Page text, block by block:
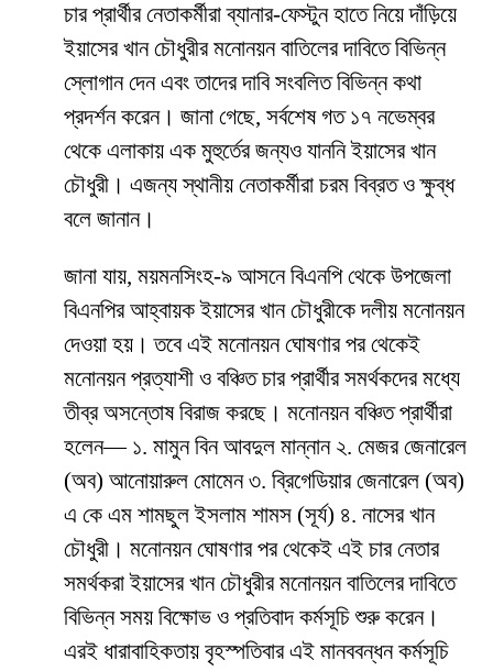
চার প্রার্থীর নেতাকর্মীরা ব্যানার-ফেস্টুন হাতে নিয়ে দাঁড়িয়ে
ইয়াসের খান চৌধুরীর মনোনয়ন বাতিলের দাবিতে বিভিন্ন
স্লোগান দেন এবং তাদের দাবি সংবলিত বিভিন্ন কথা
প্রদর্শন করেন। জানা গেছে, সর্বশেষ গত ১৭ নভেম্বর
থেকে এলাকায় এক মুহুর্তের জন্যও যাননি ইয়াসের খান
চৌধুরী। এজন্য স্থানীয় নেতাকর্মীরা চরম বিব্রত ও ক্ষুব্ধ
বলে জানান।
জানা যায়, ময়মনসিংহ-৯ আসনে বিএনপি থেকে উপজেলা
বিএনপির আহ্বায়ক ইয়াসের খান চৌধুরীকে দলীয় মনোনয়ন
দেওয়া হয়। তবে এই মনোনয়ন ঘোষণার পর থেকেই
মনোনয়ন প্রত্যাশী ও বঞ্চিত চার প্রার্থীর সমর্থকদের মধ্যে
তীব্র অসন্তোষ বিরাজ করছে। মনোনয়ন বঞ্চিত প্রার্থীরা
হলেন— ১. মামুন বিন আবদুল মান্নান ২. মেজর জেনারেল
(অব) আনোয়ারুল মোমেন ৩. ব্রিগেডিয়ার জেনারেল (অব)
এ কে এম শামছুল ইসলাম শামস (সূর্য) ৪. নাসের খান
চৌধুরী। মনোনয়ন ঘোষণার পর থেকেই এই চার নেতার
সমর্থকরা ইয়াসের খান চৌধুরীর মনোনয়ন বাতিলের দাবিতে
বিভিন্ন সময় বিক্ষোভ ও প্রতিবাদ কর্মসূচি শুরু করেন।
এরই ধারাবাহিকতায় বৃহস্পতিবার এই মানববন্ধন কর্মসূচি